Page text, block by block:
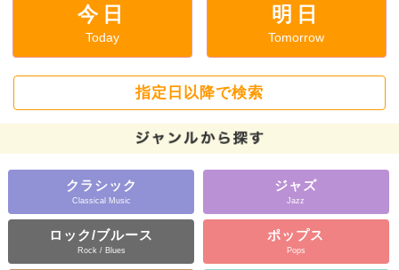
今日
Today
明日
Tomorrow
指定日以降で検索
クラシック
Classical Music
ジャズ
Jazz
ロック/ブルース
Rock / Blues
ポップス
Pops